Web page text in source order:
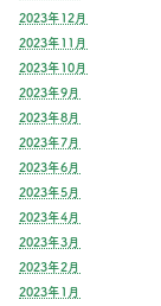
2023年12月
2023年11月
2023年10月
2023年9月
2023年8月
2023年7月
2023年6月
2023年5月
2023年4月
2023年3月
2023年2月
2023年1月